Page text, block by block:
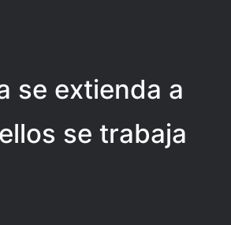
se extienda a
se trabaja